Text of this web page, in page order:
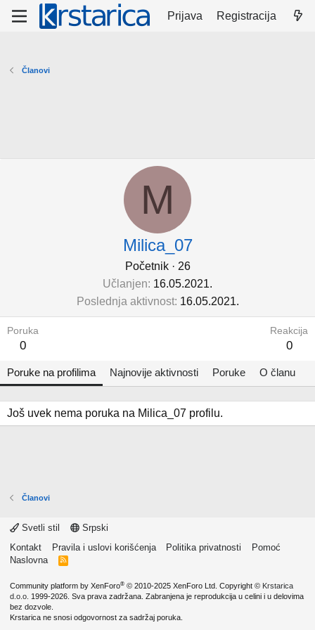
Prijava Registracija
Članovi
M
Milica_07
Početnik · 26
Učlanjen 16.05.2021.
Poslednja aktivnost 16.05.2021.
Poruka
0
Reakcija
0
Poruke na profilima Najnovije aktivnosti Poruke O članu
Još uvek nema poruka na Milica_07 profilu.
Članovi
Svetli stil
Srpski
Kontakt
Pravila i uslovi korišćenja Politika privatnosti
Pomoć
Naslovna
R
Community platform by XenForo® © 2010-2025 XenForo Ltd. Copyright © Krstarica
d.o.o. 1999-2026. Sva prava zadržana. Zabranjena je reprodukcija u celini i u delovima
bez dozvole.
Krstarica ne snosi odgovornost za sadržaj poruka.